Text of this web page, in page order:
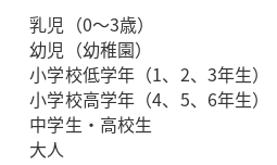
乳児（0～3歳）
幼児（幼稚園）
小学校低学年（1、2、3年生）
小学校高学年（4、5、6年生）
中学生・高校生
大人